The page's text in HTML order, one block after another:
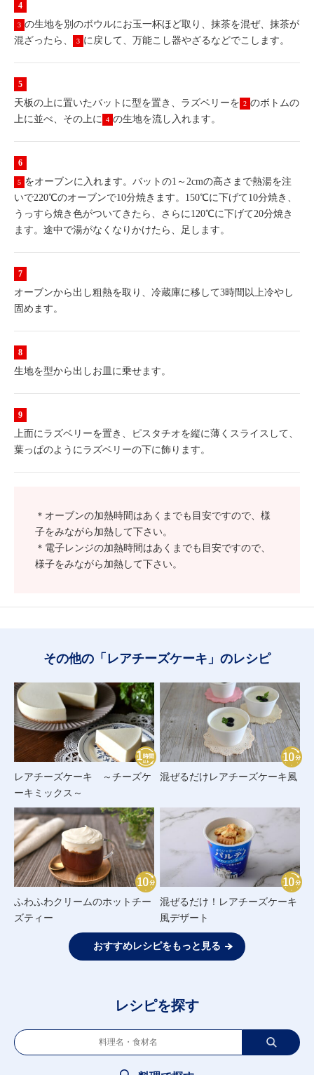
3 の生地を別のボウルにお玉一杯ほど取り、抹茶を混ぜ、抹茶が
混ざったら、
3 に戻して、万能こし器やざるなどでこします。
天板の上に置いたバットに型を置き、ラズベリーを 2 のボトムの
上に並べ、その上に 4 の生地を流し入れます。
5 をオーブンに入れます。バットの1～2cmの高さまで熱湯を注
いで220℃のオーブンで10分焼きます。150℃に下げて10分焼き、
うっすら焼き色がついてきたら、さらに120℃に下げて20分焼き
ます。途中で湯がなくなりかけたら、足します。
オーブンから出し粗熱を取り、冷蔵庫に移して3時間以上冷やし
固めます。
生地を型から出しお皿に乗せます。
上面にラズベリーを置き、ピスタチオを縦に薄くスライスして、
葉っぱのようにラズベリーの下に飾ります。
＊オーブンの加熱時間はあくまでも目安ですので、様
子をみながら加熱して下さい。
＊電子レンジの加熱時間はあくまでも目安ですので、
様子をみながら加熱して下さい。
その他の「レアチーズケーキ」のレシピ
レアチーズケーキ ～チーズケ
ーキミックス～
混ぜるだけレアチーズケーキ風
ふわふわクリームのホットチー
ズティー
混ぜるだけ！レアチーズケーキ
風デザート
おすすめレシピをもっと見る
レシピを探す